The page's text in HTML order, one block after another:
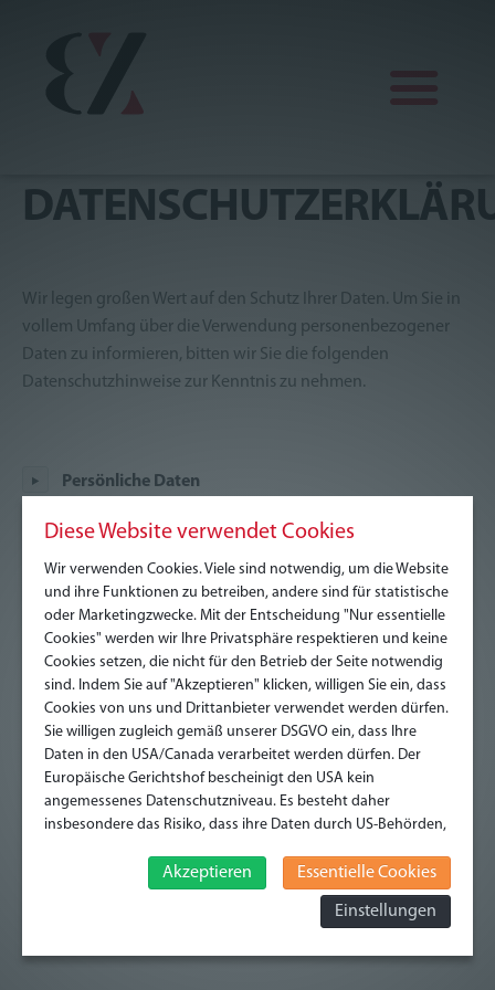
Finanz
KFZ
Mein Lager
4x4 Traisental
Wir legen großen Wert auf den Schutz Ihrer Daten. Um Sie in
vollem Umfang über die Verwendung personenbezogener
Daten zu informieren, bitten wir Sie die folgenden
Datenschutzhinweise zur Kenntnis zu nehmen.
Persönliche Daten
Weitergabe und Übertragung von Daten
Formulardaten und Kommentare
Cookies
Datenschutzerklärung für die Nutzung von Google
Analytics
Datenschutzerklärung für die Nutzung von
Diese Website verwendet Cookies
Wir verwenden Cookies. Viele sind notwendig, um die Website
und ihre Funktionen zu betreiben, andere sind für statistische
oder Marketingzwecke. Mit der Entscheidung "Nur essentielle
Cookies" werden wir Ihre Privatsphäre respektieren und keine
Cookies setzen, die nicht für den Betrieb der Seite notwendig
sind. Indem Sie auf "Akzeptieren" klicken, willigen Sie ein, dass
Cookies von uns und Drittanbieter verwendet werden dürfen.
Sie willigen zugleich gemäß unserer DSGVO ein, dass Ihre
Daten in den USA/Canada verarbeitet werden dürfen. Der
Europäische Gerichtshof bescheinigt den USA kein
angemessenes Datenschutzniveau. Es besteht daher
insbesondere das Risiko, dass ihre Daten durch US-Behörden,
werden und dagegen keine wirksamen Rechtsbehelfe
erhoben werden können. Zudem finden Sie am
Bildschirmrand ein Cookie-Icon wo Sie jederzeit Ihre
Infomationen finden Sie hier:
Datenschutzerklärung
Akzeptieren Essentielle Cookies
Einstellungen